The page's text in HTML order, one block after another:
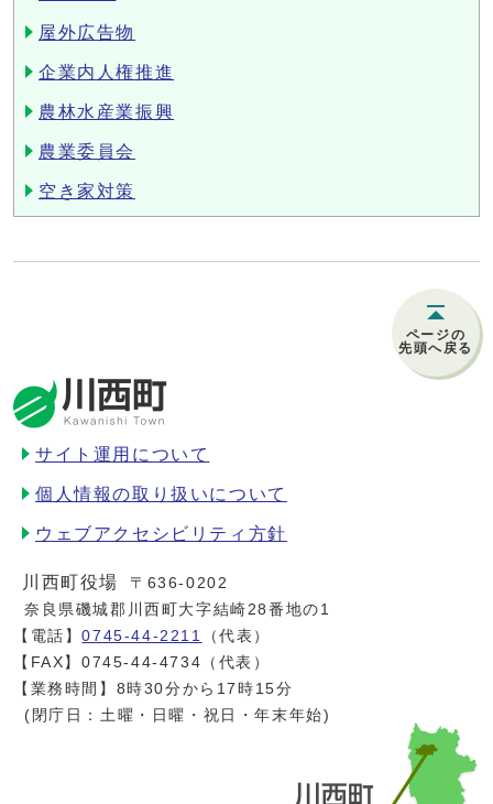
屋外広告物
企業内人権推進
農林水産業振興
農業委員会
空き家対策
ページの
先頭へ戻る
サイト運用について
個人情報の取り扱いについて
ウェブアクセシビリティ方針
川西町役場
〒636-0202
奈良県磯城郡川西町大字結崎28番地の1
【電話】0745-44-2211
（代表）
【FAX】0745-44-4734（代表）
【業務時間】8時30分から17時15分
(閉庁日：土曜・日曜・祝日・年末年始)